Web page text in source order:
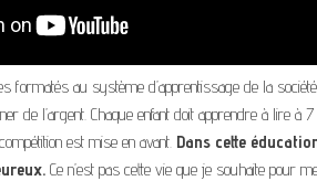
formatés au système d’apprentissage de la
de l’argent. Chaque enfant doit apprendre à lire
est mise en avant. Dans cette
Ce n’est pas cette vie que je souhaite pour